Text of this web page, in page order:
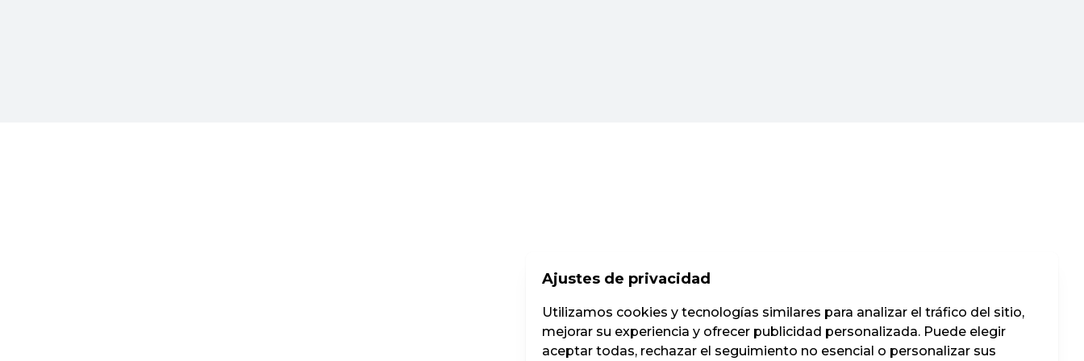
Ajustes de privacidad
Utilizamos cookies y tecnologías similares para analizar el tráfico del sitio,
mejorar su experiencia y ofrecer publicidad personalizada. Puede elegir
aceptar todas, rechazar el seguimiento no esencial o personalizar sus